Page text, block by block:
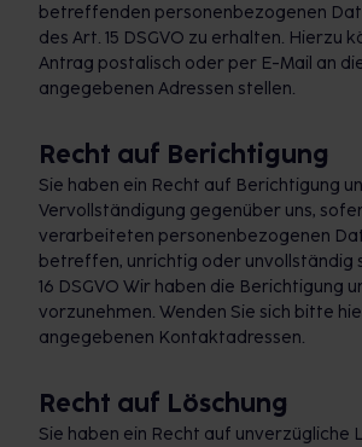
betreffenden personenbezogenen
des Art. 15 DSGVO zu erhalten. Hierzu
Antrag postalisch oder per E-Mail an
angegebenen Adressen stellen.
Recht auf Berichtigung
Sie haben ein Recht auf Berichtigung
Vervollständigung gegenüber uns,
verarbeiteten personenbezogenen
betreffen, unrichtig oder unvollständig
16 DSGVO Wir haben die Berichtigung
vorzunehmen. Wenden Sie sich bitte
angegebenen Kontaktadressen.
Recht auf Löschung
Sie haben ein Recht auf unverzügliche